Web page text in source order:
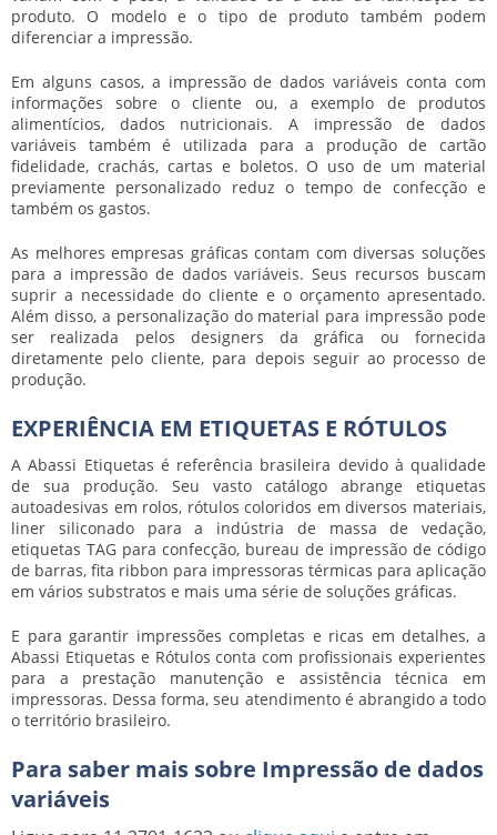
produto. O modelo e o tipo de produto também podem
diferenciar a impressão.
Em alguns casos, a impressão de dados variáveis conta com
informações sobre o cliente ou, a exemplo de produtos
alimentícios, dados nutricionais. A impressão de dados
variáveis também é utilizada para a produção de cartão
fidelidade, crachás, cartas e boletos. O uso de um material
previamente personalizado reduz o tempo de confecção e
também os gastos.
As melhores empresas gráficas contam com diversas soluções
para a impressão de dados variáveis. Seus recursos buscam
suprir a necessidade do cliente e o orçamento apresentado.
Além disso, a personalização do material para impressão pode
ser realizada pelos designers da gráfica ou fornecida
diretamente pelo cliente, para depois seguir ao processo de
produção.
EXPERIÊNCIA EM ETIQUETAS E RÓTULOS
A Abassi Etiquetas é referência brasileira devido à qualidade
de sua produção. Seu vasto catálogo abrange etiquetas
autoadesivas em rolos, rótulos coloridos em diversos materiais,
liner siliconado para a indústria de massa de vedação,
etiquetas TAG para confecção, bureau de impressão de código
de barras, fita ribbon para impressoras térmicas para aplicação
em vários substratos e mais uma série de soluções gráficas.
E para garantir impressões completas e ricas em detalhes, a
Abassi Etiquetas e Rótulos conta com profissionais experientes
para a prestação manutenção e assistência técnica em
impressoras. Dessa forma, seu atendimento é abrangido a todo
o território brasileiro.
Para saber mais sobre Impressão de dados
variáveis